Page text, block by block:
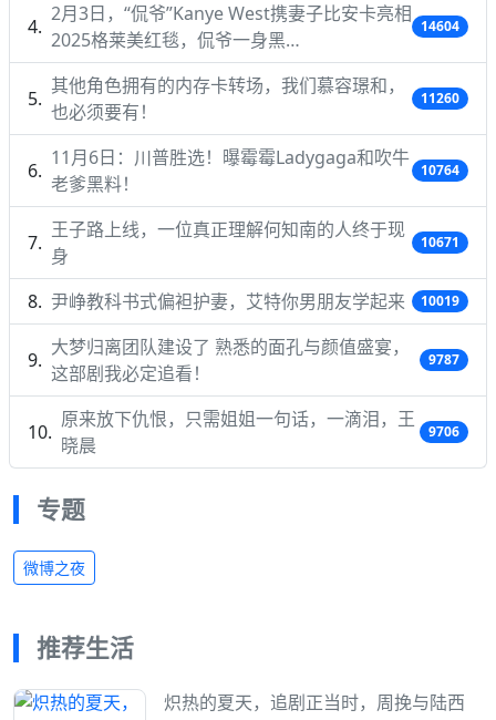
2月3日，“侃爷”Kanye West携妻子比安卡亮相
2025格莱美红毯，侃爷一身黑…
14604
其他角色拥有的内存卡转场，我们慕容璟和，
也必须要有！
11260
11月6日：川普胜选！曝霉霉Ladygaga和吹牛
老爹黑料！
10764
王子路上线，一位真正理解何知南的人终于现
身
10671
尹峥教科书式偏袒护妻，艾特你男朋友学起来 10019
大梦归离团队建设了 熟悉的面孔与颜值盛宴，
这部剧我必定追看！
9787
原来放下仇恨，只需姐姐一句话，一滴泪，王
晓晨
9706
专题
微博之夜
推荐生活
炽热的夏天，追剧正当时，周挽与陆西